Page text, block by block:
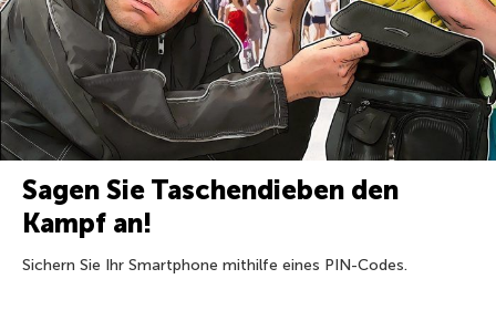
Sagen Sie Taschendieben den
Kampf an!
Sichern Sie Ihr Smartphone mithilfe eines PIN-Codes.